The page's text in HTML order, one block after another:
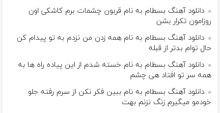
دانلود آهنگ بسطام به نام قربون چشمات برم کاشکی اون
روزامون تکرار بشن
دانلود آهنگ بسطام به نام همه زدن من نزدم به تو پیدام کن
حال توام بدتر از قبله
دانلود آهنگ بسطام به نام خسته شدم از این پیاده راه ها به
همه سر تو افتاد هی چشم
دانلود آهنگ بسطام به نام ببین فکر نکن از سرم رفته جلو
خودمو میگیرم زنگ نزنم بهت